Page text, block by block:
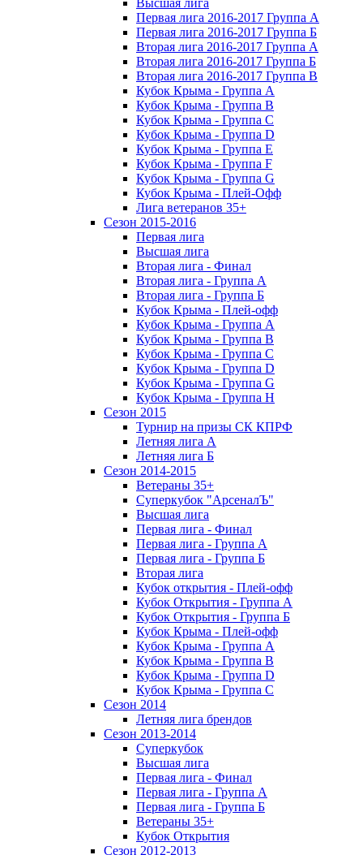
Первая лига 2016-2017 Группа А
Первая лига 2016-2017 Группа Б
Вторая лига 2016-2017 Группа А
Вторая лига 2016-2017 Группа Б
Вторая лига 2016-2017 Группа В
Кубок Крыма - Группа A
Кубок Крыма - Группа B
Кубок Крыма - Группа C
Кубок Крыма - Группа D
Кубок Крыма - Группа E
Кубок Крыма - Группа F
Кубок Крыма - Группа G
Кубок Крыма - Плей-Офф
Лига ветеранов 35+
Сезон 2015-2016
Первая лига
Высшая лига
Вторая лига - Финал
Вторая лига - Группа А
Вторая лига - Группа Б
Кубок Крыма - Плей-офф
Кубок Крыма - Группа A
Кубок Крыма - Группа B
Кубок Крыма - Группа C
Кубок Крыма - Группа D
Кубок Крыма - Группа G
Кубок Крыма - Группа H
Сезон 2015
Турнир на призы СК КПРФ
Летняя лига А
Летняя лига Б
Сезон 2014-2015
Ветераны 35+
Суперкубок "АрсеналЪ"
Высшая лига
Первая лига - Финал
Первая лига - Группа А
Первая лига - Группа Б
Вторая лига
Кубок открытия - Плей-офф
Кубок Открытия - Группа А
Кубок Открытия - Группа Б
Кубок Крыма - Плей-офф
Кубок Крыма - Группа A
Кубок Крыма - Группа B
Кубок Крыма - Группа D
Кубок Крыма - Группа C
Сезон 2014
Летняя лига брендов
Сезон 2013-2014
Суперкубок
Высшая лига
Первая лига - Финал
Первая лига - Группа А
Первая лига - Группа Б
Ветераны 35+
Кубок Открытия
Сезон 2012-2013